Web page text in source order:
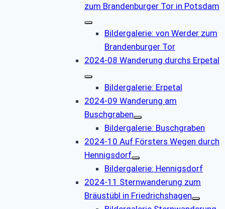
zum Brandenburger Tor in Potsdam
Bildergalerie: von Werder zum
Brandenburger Tor
2024-08 Wanderung durchs Erpetal
Bildergalerie: Erpetal
2024-09 Wanderung am
Buschgraben
Bildergalerie: Buschgraben
2024-10 Auf Försters Wegen durch
Hennigsdorf
Bildergalerie: Hennigsdorf
2024-11 Sternwanderung zum
Bräustübl in Friedrichshagen